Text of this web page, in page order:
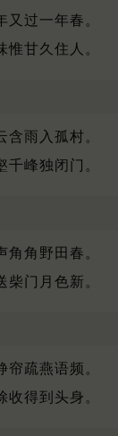
过一年春。
惟甘久住人。
含雨入孤村。
千峰独闭门。
角野田春。
柴门月色新。
疏燕语频。
收得到头身。